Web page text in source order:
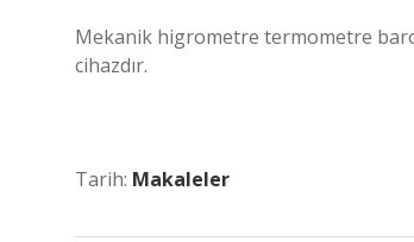
Mekanik higrometre termometre
cihazdır.
Tarih: Makaleler